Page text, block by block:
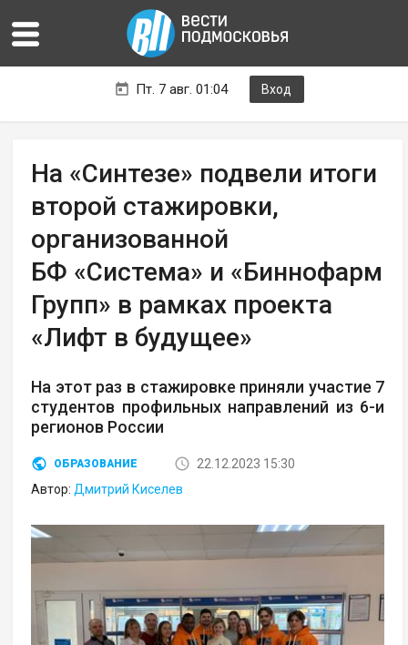
Пт. 7 авг. 01:04 Вход
На «Синтезе» подвели итоги
второй стажировки,
организованной
БФ «Система» и «Биннофарм
Групп» в рамках проекта
«Лифт в будущее»
На этот раз в стажировке приняли участие 7
студентов профильных направлений из 6-и
регионов России
ОБРАЗОВАНИЕ
22.12.2023 15:30
Автор:Дмитрий Киселев